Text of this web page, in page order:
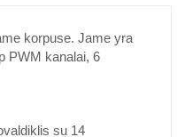
korpuse. Jame yra
PWM kanalai, 6
su 14